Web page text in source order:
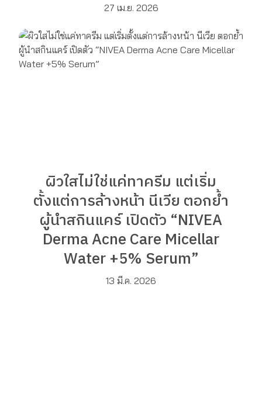
27 เม.ย. 2026
ผิวใสไม่ใช่แค่ทาครีม แต่เริ่ม
ตั้งแต่การล้างหน้า นีเวีย ตอกย้ำ
ผู้นำสกินแคร์ เปิดตัว “NIVEA
Derma Acne Care Micellar
Water +5% Serum”
13 มี.ค. 2026